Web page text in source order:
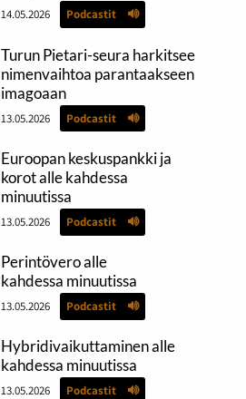
14.05.2026 Podcastit
Turun Pietari-seura harkitsee
nimenvaihtoa parantaakseen
imagoaan
13.05.2026 Podcastit
Euroopan keskuspankki ja
korot alle kahdessa
minuutissa
13.05.2026 Podcastit
Perintövero alle
kahdessa minuutissa
13.05.2026 Podcastit
Hybridivaikuttaminen alle
kahdessa minuutissa
13.05.2026 Podcastit